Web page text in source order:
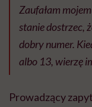
Zaufałam
stanie dostrzec,
dobry numer.
albo 13, wierzę
Prowadzący